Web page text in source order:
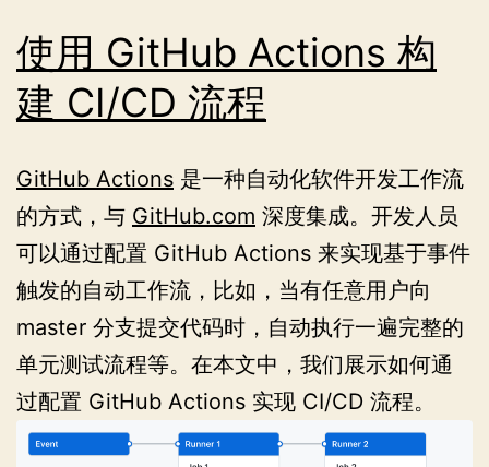
践
使用 GitHub Actions 构
建 CI/CD 流程
GitHub Actions 是一种自动化软件开发工作流
的方式，与 GitHub.com 深度集成。开发人员
可以通过配置 GitHub Actions 来实现基于事件
触发的自动工作流，比如，当有任意用户向
master 分支提交代码时，自动执行一遍完整的
单元测试流程等。在本文中，我们展示如何通
过配置 GitHub Actions 实现 CI/CD 流程。